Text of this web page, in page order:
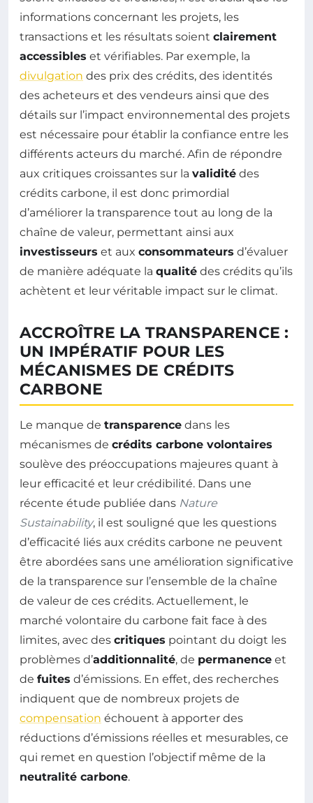
informations concernant les projets, les
transactions et les résultats soient clairement
accessibles et vérifiables. Par exemple, la
divulgation des prix des crédits, des identités
des acheteurs et des vendeurs ainsi que des
détails sur l’impact environnemental des projets
est nécessaire pour établir la confiance entre les
différents acteurs du marché. Afin de répondre
aux critiques croissantes sur la validité des
crédits carbone, il est donc primordial
d’améliorer la transparence tout au long de la
chaîne de valeur, permettant ainsi aux
investisseurs et aux consommateurs d’évaluer
de manière adéquate la qualité des crédits qu’ils
achètent et leur véritable impact sur le climat.
ACCROÎTRE LA TRANSPARENCE :
UN IMPÉRATIF POUR LES
MÉCANISMES DE CRÉDITS
CARBONE
Le manque de transparence dans les
mécanismes de crédits carbone volontaires
soulève des préoccupations majeures quant à
leur efficacité et leur crédibilité. Dans une
récente étude publiée dans Nature
Sustainability, il est souligné que les questions
d’efficacité liés aux crédits carbone ne peuvent
être abordées sans une amélioration significative
de la transparence sur l’ensemble de la chaîne
de valeur de ces crédits. Actuellement, le
marché volontaire du carbone fait face à des
limites, avec des critiques pointant du doigt les
problèmes d’additionnalité, de permanence et
de fuites d’émissions. En effet, des recherches
indiquent que de nombreux projets de
compensation échouent à apporter des
réductions d’émissions réelles et mesurables, ce
qui remet en question l’objectif même de la
neutralité carbone.